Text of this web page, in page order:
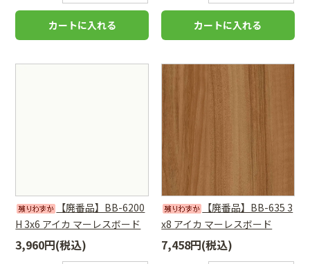
【廃番品】BB-6200
H 3x6 アイカ マーレスボード
3,960円(税込)
【廃番品】BB-635 3
x8 アイカ マーレスボード
7,458円(税込)